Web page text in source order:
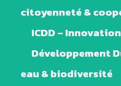
citoyenneté &
ICDD –
Développement
eau & biodiversité